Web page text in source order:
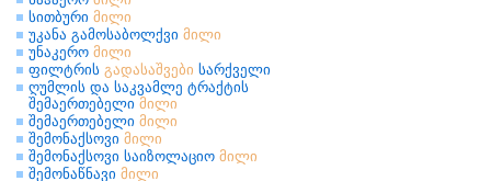
სითბური მილი
უკანა გამოსაბოლქვი მილი
უნაკერო მილი
ფილტრის გადასაშვები სარქველი
ღუმლის და საკვამლე ტრაქტის
შემაერთებელი მილი
შემაერთებელი მილი
შემონაქსოვი მილი
შემონაქსოვი საიზოლაციო მილი
შემონაწნავი მილი